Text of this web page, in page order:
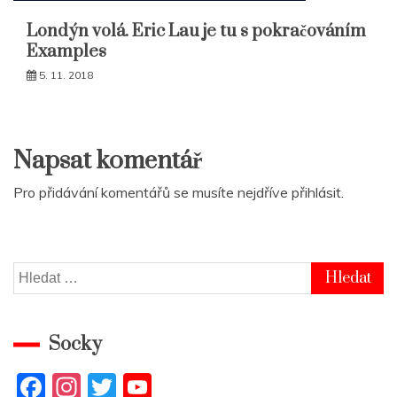
Londýn volá. Eric Lau je tu s pokračováním
Examples
5. 11. 2018
Napsat komentář
Pro přidávání komentářů se musíte nejdříve přihlásit.
Vyhledávání
Socky
F
In T